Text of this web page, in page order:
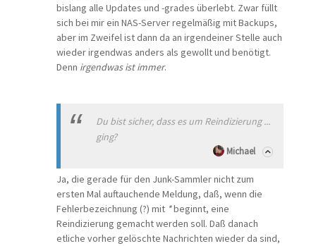
bislang alle Updates und -grades überlebt. Zwar füllt
sich bei mir ein NAS-Server regelmäßig mit Backups,
aber im Zweifel ist dann da an irgendeiner Stelle auch
wieder irgendwas anders als gewollt und benötigt.
Denn irgendwas ist immer.
Du bist sicher, dass es um Reindizierung ...
ging?
Michael
Ja, die gerade für den Junk-Sammler nicht zum
ersten Mal auftauchende Meldung, daß, wenn die
Fehlerbezeichnung (?) mit *beginnt, eine
Reindizierung gemacht werden soll. Daß danach
etliche vorher gelöschte Nachrichten wieder da sind,